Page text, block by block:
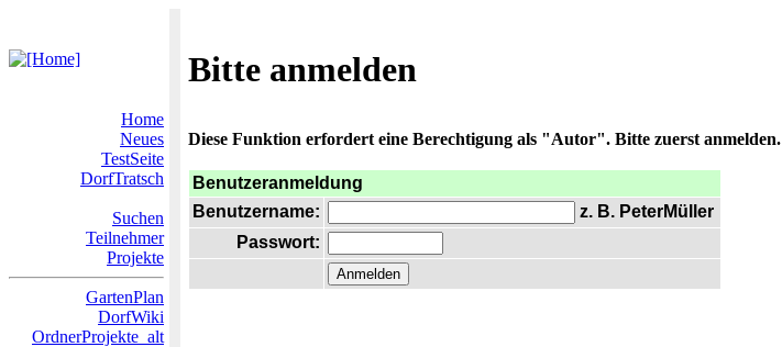
Bitte anmelden
Home
Neues
TestSeite
DorfTratsch
Suchen
Teilnehmer
Projekte
GartenPlan
DorfWiki
OrdnerProjekte_alt
Diese Funktion erfordert eine Berechtigung als "Autor". Bitte zuerst anmelden.
Benutzeranmeldung
Benutzername:
z. B. PeterMüller
Passwort: